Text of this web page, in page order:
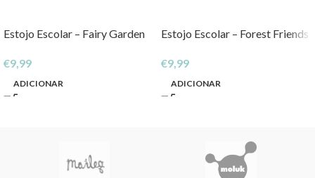
Estojo Escolar – Fairy Garden
€9,99
ADICIONAR
Estojo Escolar – Forest Friends
€9,99
ADICIONAR